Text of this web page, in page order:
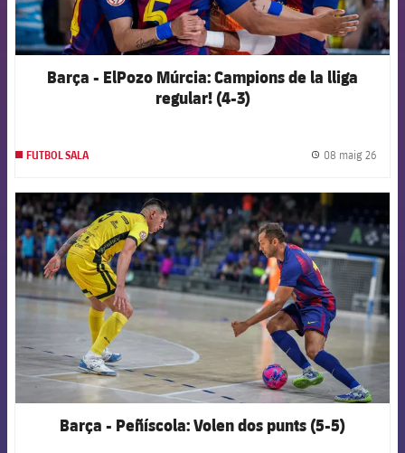
Barça - ElPozo Múrcia: Campions de la lliga
regular! (4-3)
FUTBOL SALA 08 maig 26
FCB Barcelona badge
Barça - Peñíscola: Volen dos punts (5-5)